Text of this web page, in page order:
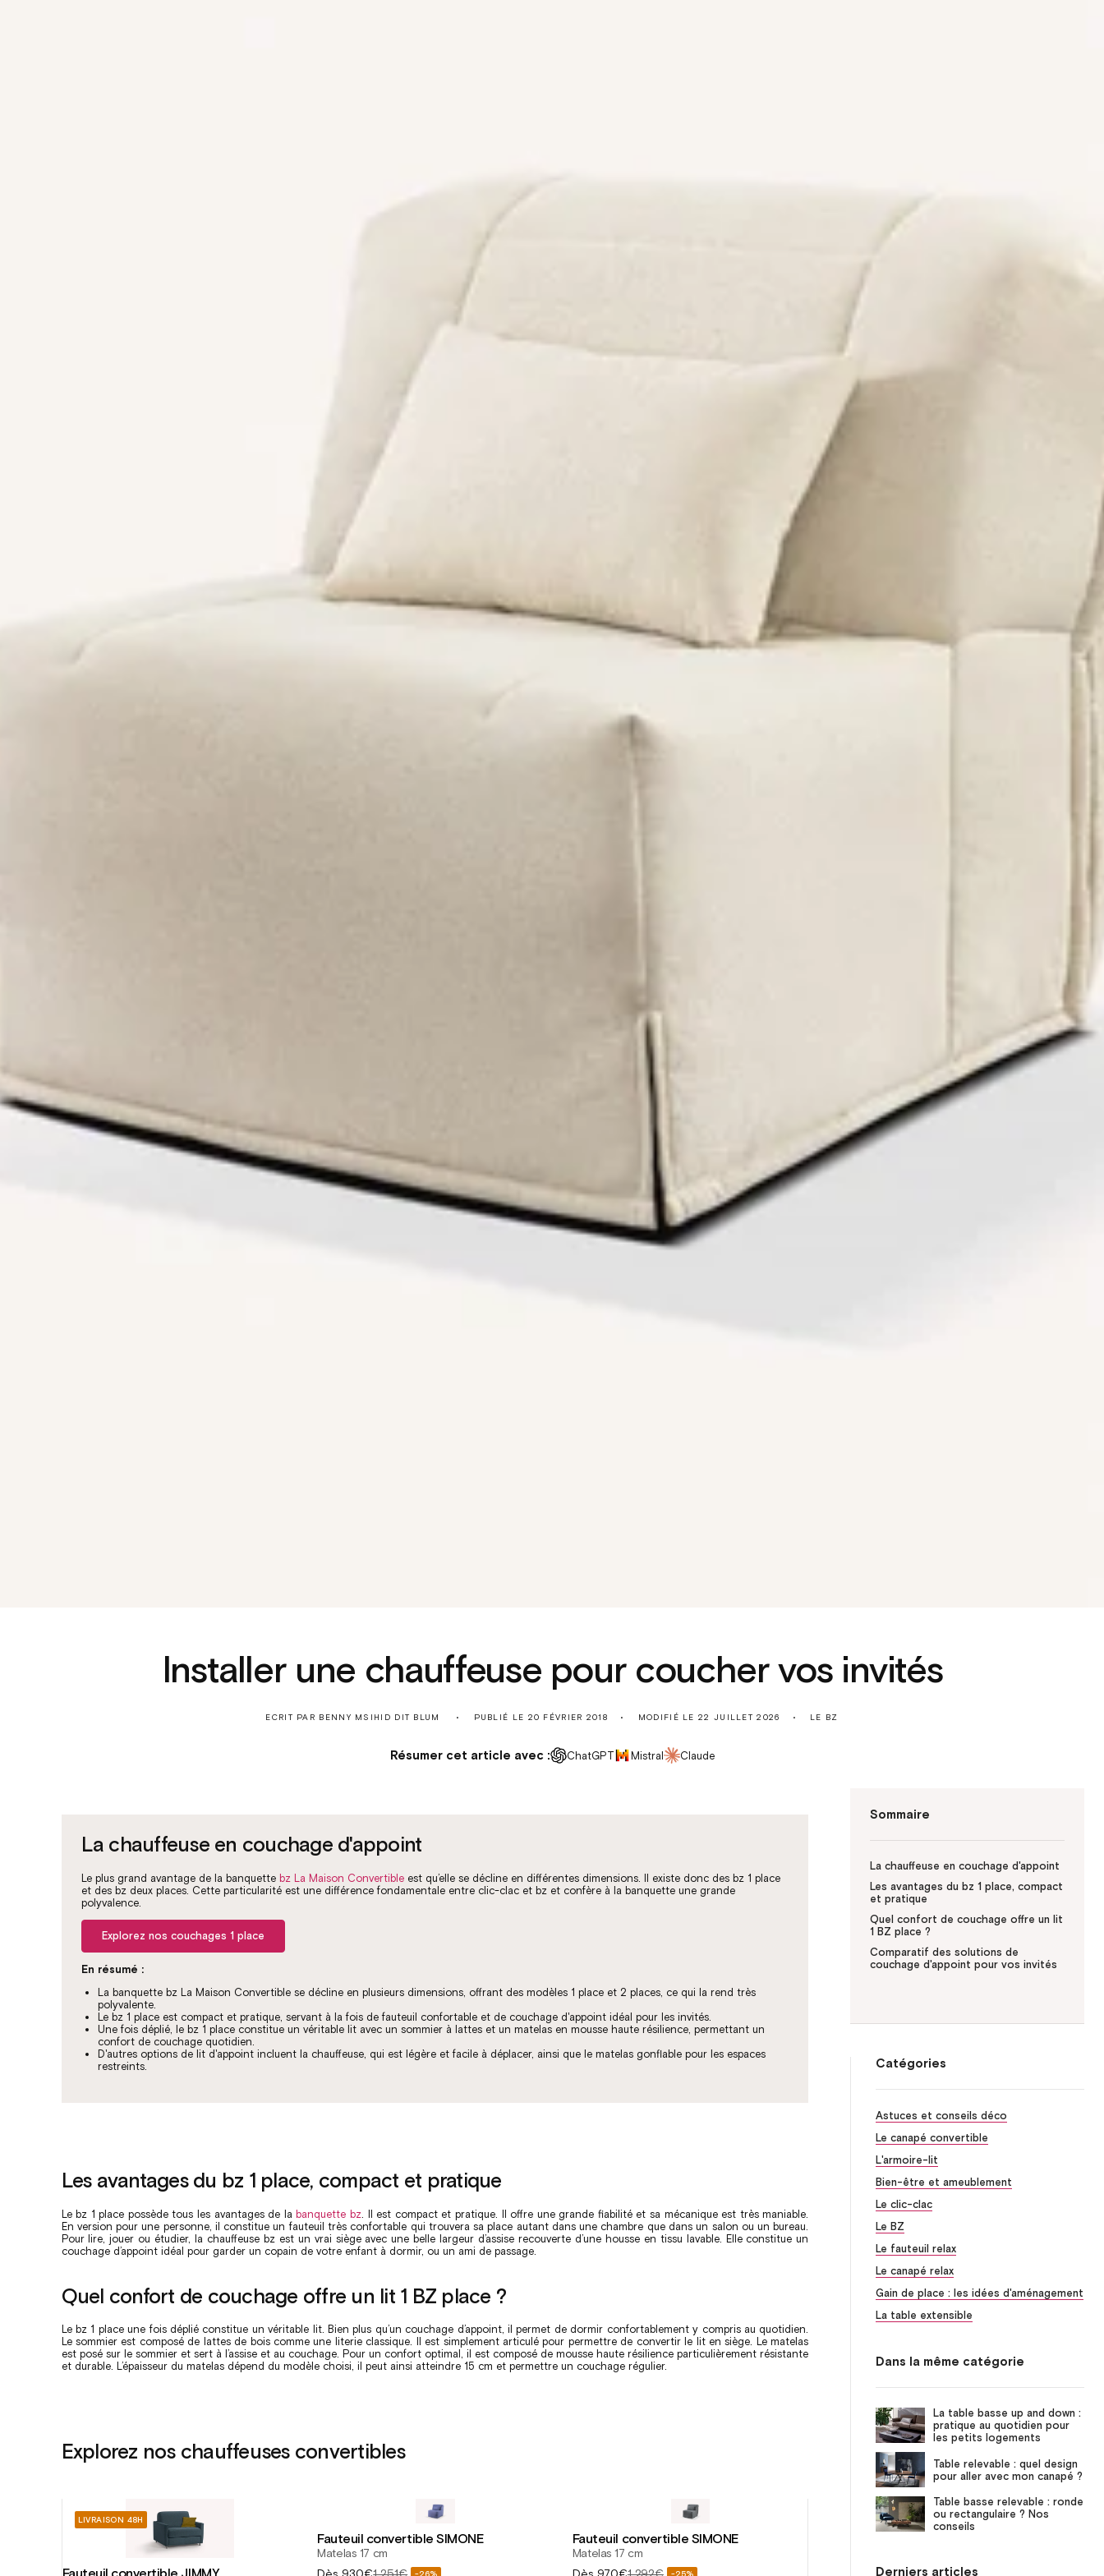
Installer une chauffeuse pour coucher vos invités
ECRIT PAR BENNY MSIHID DIT BLUM PUBLIÉ LE 20 FÉVRIER 2018 MODIFIÉ LE22 JUILLET 2026 LE BZ
Résumer cet article avec : ChatGPT Mistral Claude
La chauffeuse en couchage d'appoint
Le plus grand avantage de la banquette bz La Maison Convertibleest qu’elle se décline en différentes dimensions. Il existe donc des bz 1 place
et des bz deux places. Cette particularité est une différence fondamentale entre clic-clac et bz et confère à la banquette une grande
polyvalence.
Explorez nos couchages 1 place
En résumé :
La banquette bz La Maison Convertible se décline en plusieurs dimensions, offrant des modèles 1 place et 2 places, ce qui la rend très
polyvalente.
Le bz 1 place est compact et pratique, servant à la fois de fauteuil confortable et de couchage d'appoint idéal pour les invités.
Une fois déplié, le bz 1 place constitue un véritable lit avec un sommier à lattes et un matelas en mousse haute résilience, permettant un
confort de couchage quotidien.
D'autres options de lit d'appoint incluent la chauffeuse, qui est légère et facile à déplacer, ainsi que le matelas gonflable pour les espaces
restreints.
Les avantages du bz 1 place, compact et pratique
Le bz 1 place possède tous les avantages de labanquette bz . Il est compact et pratique. Il offre une grande fiabilité et sa mécanique est très maniable.
En version pour une personne, il constitue un fauteuil très confortable qui trouvera sa place autant dans une chambre que dans un salon ou un bureau.
Pour lire, jouer ou étudier, la chauffeuse bz est un vrai siège avec une belle largeur d’assise recouverte d’une housse en tissu lavable. Elle constitue un
couchage d’appoint idéal pour garder un copain de votre enfant à dormir, ou un ami de passage.
Quel confort de couchage offre un lit 1 BZ place ?
Le bz 1 place une fois déplié constitue un véritable lit. Bien plus qu’un couchage d’appoint, il permet de dormir confortablement y compris au quotidien.
Le sommier est composé de lattes de bois comme une literie classique. Il est simplement articulé pour permettre de convertir le lit en siège. Le matelas
est posé sur le sommier et sert à l’assise et au couchage. Pour un confort optimal, il est composé de mousse haute résilience particulièrement résistante
et durable. L’épaisseur du matelas dépend du modèle choisi, il peut ainsi atteindre 15 cm et permettre un couchage régulier.
Explorez nos chauffeuses convertibles
LIVRAISON 48H
Fauteuil convertible SIMONE
Matelas 17 cm
-26%
Fauteuil convertible SIMONE
Matelas 17 cm
-25%
LIVRAISON 48H
Sommaire
La chauffeuse en couchage d'appoint
Les avantages du bz 1 place, compact
et pratique
Quel confort de couchage offre un lit
1 BZ place ?
Comparatif des solutions de
couchage d'appoint pour vos invités
Catégories
Astuces et conseils déco
Le canapé convertible
L'armoire-lit
Bien-être et ameublement
Le clic-clac
Le BZ
Le fauteuil relax
Le canapé relax
Gain de place : les idées d'aménagement
La table extensible
Dans la même catégorie
La table basse up and down :
pratique au quotidien pour
les petits logements
Table relevable : quel design
pour aller avec mon canapé ?
Table basse relevable : ronde
ou rectangulaire ? Nos
conseils
Derniers articles